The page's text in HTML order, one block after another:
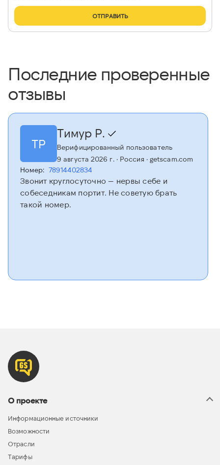
ОТПРАВИТЬ
Последние проверенные
отзывы
ТР
Тимур Р.
Верифицированный пользователь
9 августа 2026 г.· Россия · getscam.com
Номер: 78914402834
Звонит круглосуточно — нервы себе и
собеседникам портит. Не советую брать
такой номер.
О проекте
Информационные источники
Возможности
Отрасли
Тарифы